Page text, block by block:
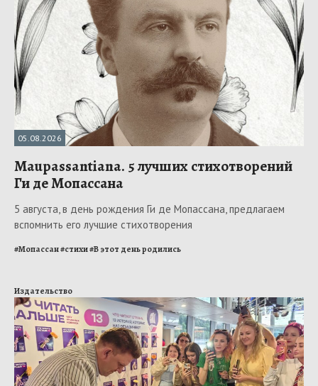
05.08.2026
Maupassantiana. 5 лучших стихотворений
Ги де Мопассана
5 августа, в день рождения Ги де Мопассана, предлагаем
вспомнить его лучшие стихотворения
#Мопассан#стихи#В этот день родились
Издательство